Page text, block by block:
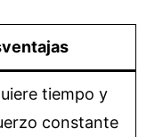
tiempo y
constante